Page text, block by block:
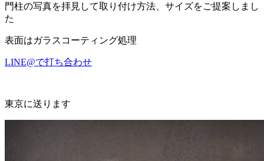
門柱の写真を拝見して取り付け方法、サイズをご提案しまし
た
表面はガラスコーティング処理
LINE@で打ち合わせ
東京に送ります